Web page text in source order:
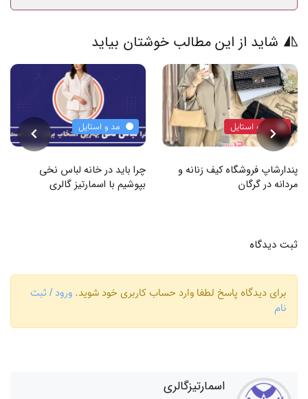
شاید از این مطالب خوشتان بیاید
مد و استایل
پندارشاپ فروشگاه کیف زنانه و
مردانه در گرگان
مد و استایل
چرا باید در خانه لباس نخی
بپوشیم با اسمارتیز گالری
ثبت دیدگاه
برای دیدگاه پاسخ لطفا وارد حساب کاربری خود شوید. ورود / ثبت
نام
اسمارتیزگالری